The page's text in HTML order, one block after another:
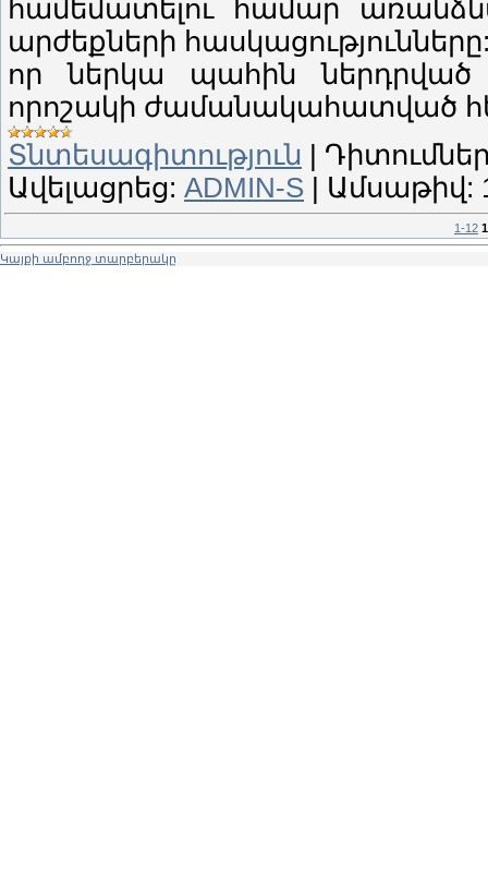
համեմատելու համար
արժեքների
որ ներկա պահին ներդրված
որոշակի ժամանակահատված
Տնտեսագիտություն
Ավելացրեց: ADMIN-S Ամսաթիվ:
1-12
Կայքի ամբողջ տարբերակը